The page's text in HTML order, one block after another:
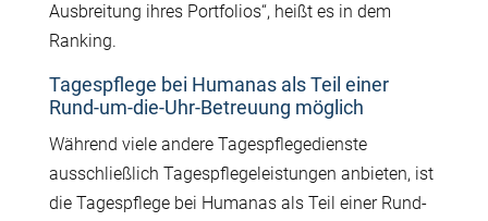
Ausbreitung ihres Portfolios“, heißt es in dem
Ranking.
Tagespflege bei Humanas als Teil einer
Rund-um-die-Uhr-Betreuung möglich
Während viele andere Tagespflegedienste
ausschließlich Tagespflegeleistungen anbieten, ist
die Tagespflege bei Humanas als Teil einer Rund-